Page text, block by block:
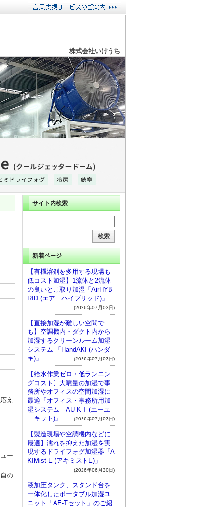
株式会社いけうち
え
ー
の
サイト内検索
新着ページ
【有機溶剤を多用する現場も
低コスト加湿】1流体と2流体
の良いとこ取り加湿「AirHYB
RID (エアーハイブリッド)」
(2026年07月03日)
【直接加湿が難しい空間で
も】空調機内・ダクト内から
加湿するクリーンルーム加湿
システム 「HandAKI (ハンダ
キ)」
(2026年07月03日)
【給水作業ゼロ・低ランニン
グコスト】大噴量の加湿で事
務所やオフィスの空間加湿に
最適「オフィス・事務所用加
湿システム AU-KIT (エーユ
ーキット)」
(2026年07月03日)
【製造現場や空調機内などに
最適】濡れを抑えた加湿を実
現するドライフォグ加湿器「A
KIMist-E (アキミストE)」
(2026年06月30日)
液加圧タンク、スタンド台を
一体化したポータブル加湿ユ
ニット「AE-Tセット」のご紹